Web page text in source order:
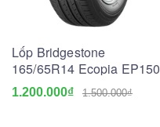
Lốp Bridgestone
165/65R14 Ecopia EP150
1.200.000₫ 1.500.000₫